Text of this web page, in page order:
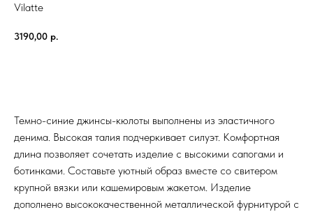
Vilatte
3190,00 р.
Темно-синие джинсы-кюлоты выполнены из эластичного
денима. Высокая талия подчеркивает силуэт. Комфортная
длина позволяет сочетать изделие с высокими сапогами и
ботинками. Составьте уютный образ вместе со свитером
крупной вязки или кашемировым жакетом. Изделие
дополнено высококачественной металлической фурнитурой с